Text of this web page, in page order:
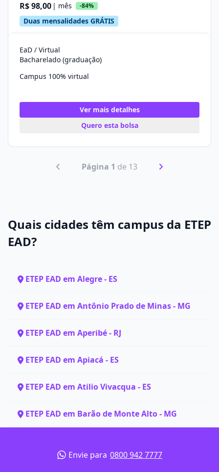
R$ 98,00 | mês -84%
Duas mensalidades GRÁTIS
EaD / Virtual
Bacharelado (graduação)
Campus 100% virtual
Ver mais detalhes
Quero esta bolsa
Página 1 de 13
Quais cidades têm campus da ETEP
EAD?
ETEP EAD em Alegre - ES
ETEP EAD em Antônio Prado de Minas - MG
ETEP EAD em Aperibé - RJ
ETEP EAD em Apiacá - ES
ETEP EAD em Atilio Vivacqua - ES
ETEP EAD em Barão de Monte Alto - MG
Envie para 0800 942 7777